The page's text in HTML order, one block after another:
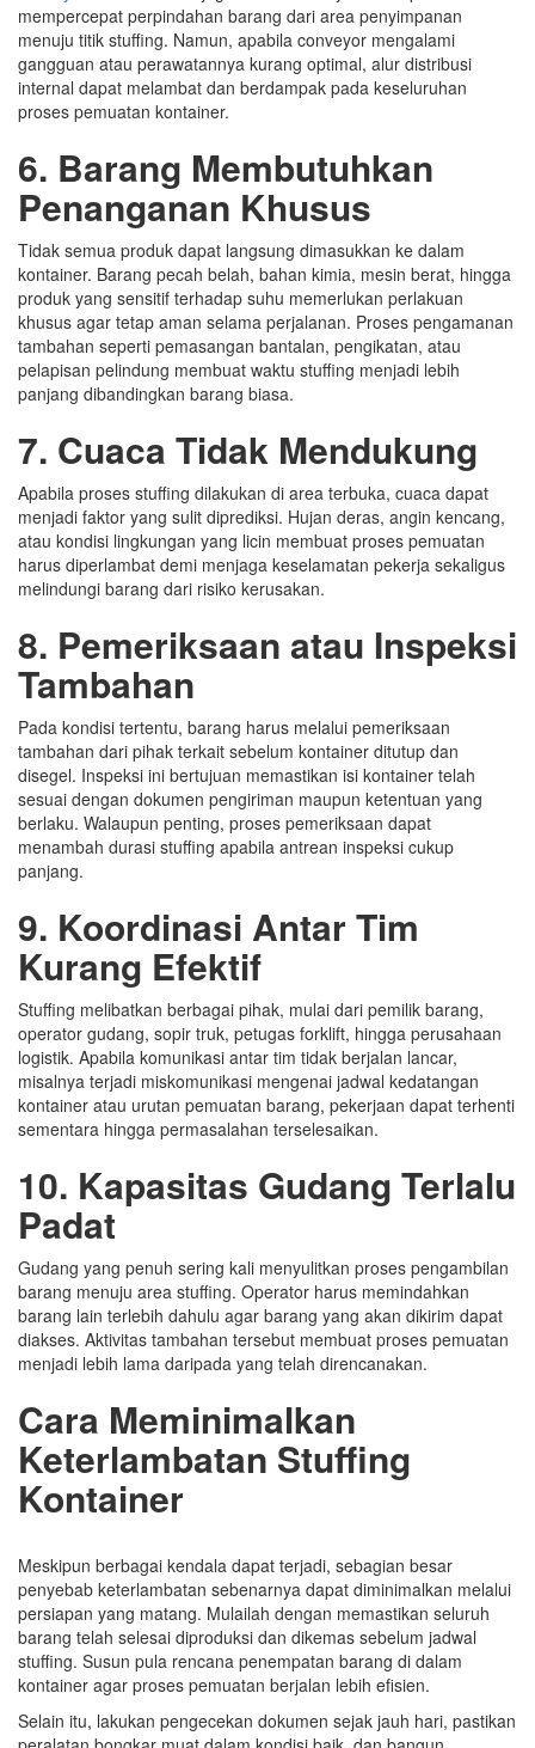
mempercepat perpindahan barang dari area penyimpanan
menuju titik stuffing. Namun, apabila conveyor mengalami
gangguan atau perawatannya kurang optimal, alur distribusi
internal dapat melambat dan berdampak pada keseluruhan
proses pemuatan kontainer.
6. Barang Membutuhkan
Penanganan Khusus
Tidak semua produk dapat langsung dimasukkan ke dalam
kontainer. Barang pecah belah, bahan kimia, mesin berat, hingga
produk yang sensitif terhadap suhu memerlukan perlakuan
khusus agar tetap aman selama perjalanan. Proses pengamanan
tambahan seperti pemasangan bantalan, pengikatan, atau
pelapisan pelindung membuat waktu stuffing menjadi lebih
panjang dibandingkan barang biasa.
7. Cuaca Tidak Mendukung
Apabila proses stuffing dilakukan di area terbuka, cuaca dapat
menjadi faktor yang sulit diprediksi. Hujan deras, angin kencang,
atau kondisi lingkungan yang licin membuat proses pemuatan
harus diperlambat demi menjaga keselamatan pekerja sekaligus
melindungi barang dari risiko kerusakan.
8. Pemeriksaan atau Inspeksi
Tambahan
Pada kondisi tertentu, barang harus melalui pemeriksaan
tambahan dari pihak terkait sebelum kontainer ditutup dan
disegel. Inspeksi ini bertujuan memastikan isi kontainer telah
sesuai dengan dokumen pengiriman maupun ketentuan yang
berlaku. Walaupun penting, proses pemeriksaan dapat
menambah durasi stuffing apabila antrean inspeksi cukup
panjang.
9. Koordinasi Antar Tim
Kurang Efektif
Stuffing melibatkan berbagai pihak, mulai dari pemilik barang,
operator gudang, sopir truk, petugas forklift, hingga perusahaan
logistik. Apabila komunikasi antar tim tidak berjalan lancar,
misalnya terjadi miskomunikasi mengenai jadwal kedatangan
kontainer atau urutan pemuatan barang, pekerjaan dapat terhenti
sementara hingga permasalahan terselesaikan.
10. Kapasitas Gudang Terlalu
Padat
Gudang yang penuh sering kali menyulitkan proses pengambilan
barang menuju area stuffing. Operator harus memindahkan
barang lain terlebih dahulu agar barang yang akan dikirim dapat
diakses. Aktivitas tambahan tersebut membuat proses pemuatan
menjadi lebih lama daripada yang telah direncanakan.
Cara Meminimalkan
Keterlambatan Stuffing
Kontainer
Meskipun berbagai kendala dapat terjadi, sebagian besar
penyebab keterlambatan sebenarnya dapat diminimalkan melalui
persiapan yang matang. Mulailah dengan memastikan seluruh
barang telah selesai diproduksi dan dikemas sebelum jadwal
stuffing. Susun pula rencana penempatan barang di dalam
kontainer agar proses pemuatan berjalan lebih efisien.
Selain itu, lakukan pengecekan dokumen sejak jauh hari, pastikan